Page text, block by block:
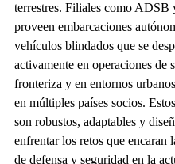
terrestres. Filiales como
proveen embarcaciones
vehículos blindados que se
activamente en operaciones de
fronteriza y en entornos
en múltiples países socios.
son robustos, adaptables y
enfrentar los retos que encaran
de defensa y seguridad en la